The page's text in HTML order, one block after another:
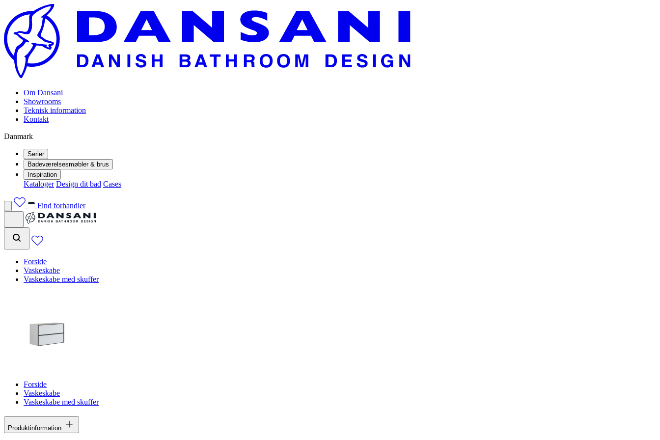
Om Dansani
Showrooms
Teknisk information
Kontakt
Danmark
Serier
Badeværelsesmøbler & brus
Inspiration
Kataloger Design dit bad Cases
Find forhandler
Forside
Vaskeskabe
Vaskeskabe med skuffer
Forside
Vaskeskabe
Vaskeskabe med skuffer
Produktinformation